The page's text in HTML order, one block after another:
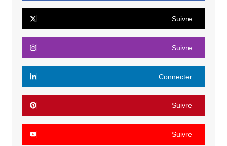
Suivre
Suivre
Connecter
Suivre
Suivre